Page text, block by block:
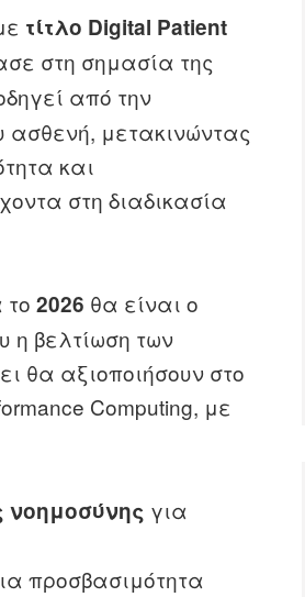
τίτλο Digital Patient
στη σημασία της
από την
ασθενή, μετακινώντας
και
στη διαδικασία
το2026 θα είναι ο
η βελτίωση των
θα αξιοποιήσουν στο
Computing, με
νοημοσύνης για
προσβασιμότητα